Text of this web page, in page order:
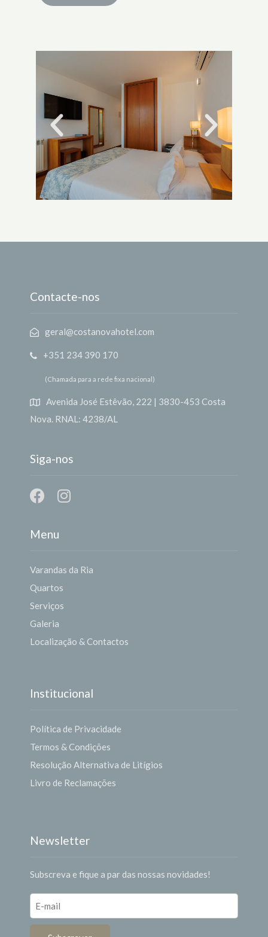
Contacte-nos
geral@costanovahotel.com
+351 234 390 170
(Chamada para a rede fixa nacional)
Avenida José Estêvão, 222 | 3830-453 Costa
Nova. RNAL: 4238/AL
Siga-nos
Menu
Varandas da Ria
Quartos
Serviços
Galeria
Localização & Contactos
Institucional
Política de Privacidade
Termos & Condições
Resolução Alternativa de Litígios
Livro de Reclamações
Newsletter
Subscreva e fique a par das nossas novidades!